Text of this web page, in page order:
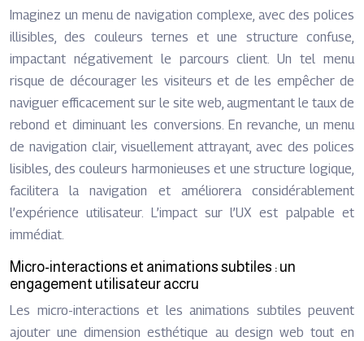
Imaginez un menu de navigation complexe, avec des polices
illisibles, des couleurs ternes et une structure confuse,
impactant négativement le parcours client. Un tel menu
risque de décourager les visiteurs et de les empêcher de
naviguer efficacement sur le site web, augmentant le taux de
rebond et diminuant les conversions. En revanche, un menu
de navigation clair, visuellement attrayant, avec des polices
lisibles, des couleurs harmonieuses et une structure logique,
facilitera la navigation et améliorera considérablement
l’expérience utilisateur. L’impact sur l’UX est palpable et
immédiat.
Micro-interactions et animations subtiles : un
engagement utilisateur accru
Les micro-interactions et les animations subtiles peuvent
ajouter une dimension esthétique au design web tout en